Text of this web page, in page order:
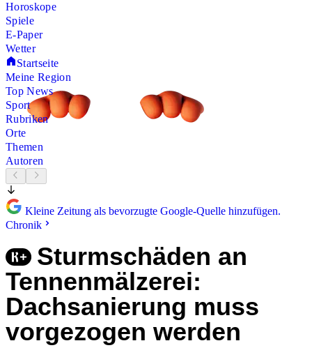
Horoskope
Spiele
E-Paper
Wetter
Startseite
Meine Region
Top News
Sport
Rubriken
Orte
Themen
Autoren
Kleine Zeitung als bevorzugte Google-Quelle hinzufügen.
Chronik
Sturmschäden an
Tennenmälzerei:
Dachsanierung muss
vorgezogen werden